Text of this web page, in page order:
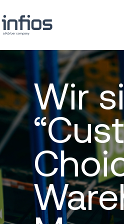
Wir